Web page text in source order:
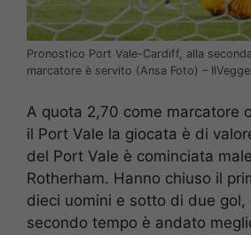
Pronostico Port Vale-Cardiff, alla
marcatore è servito (Ansa Foto) –
A quota 2,70 come marcatore
il Port Vale la giocata è di
del Port Vale è cominciata
Rotherham. Hanno chiuso il
dieci uomini e sotto di due gol,
secondo tempo è andato